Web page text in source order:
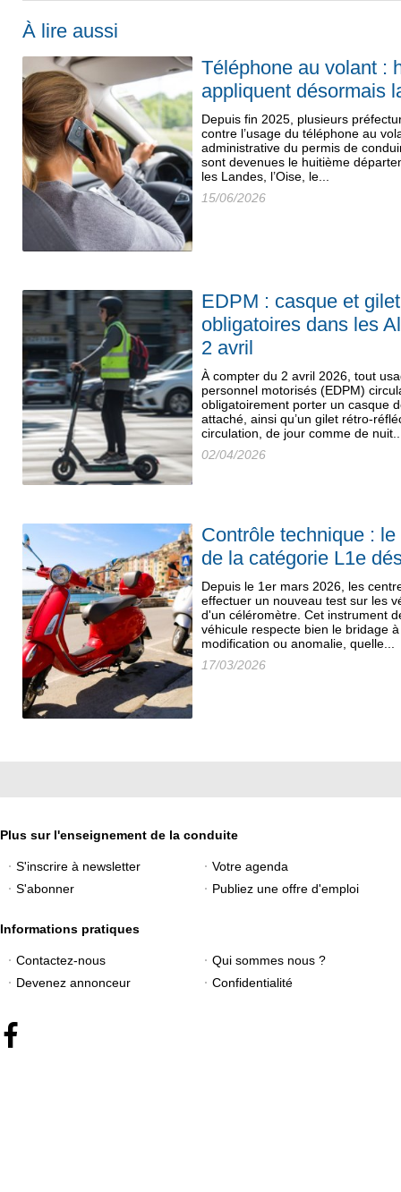
À lire aussi
Téléphone au volant :
appliquent désormais
Depuis fin 2025, plusieurs
contre l’usage du téléphone au
administrative du permis de
sont devenues le huitième
les Landes, l’Oise, le...
15/06/2026
EDPM : casque et
obligatoires dans les
2 avril
À compter du 2 avril 2026, tout
personnel motorisés (EDPM)
obligatoirement porter un casque
attaché, ainsi qu’un gilet rétro-
circulation, de jour comme de
02/04/2026
Contrôle technique :
de la catégorie L1e
Depuis le 1er mars 2026, les
effectuer un nouveau test sur les
d'un céléromètre. Cet instrument
véhicule respecte bien le bridage
modification ou anomalie, quelle...
17/03/2026
Plus sur l'enseignement de la conduite
S'inscrire à newsletter
Votre agenda
S'abonner
Publiez une offre d'emploi
Informations pratiques
Contactez-nous
Qui sommes nous ?
Devenez annonceur
Confidentialité